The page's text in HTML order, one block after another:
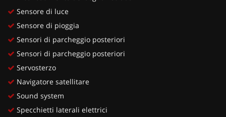
Sensore di luce
Sensore di pioggia
Sensori di parcheggio posteriori
Sensori di parcheggio posteriori
Servosterzo
Navigatore satellitare
Sound system
Specchietti laterali elettrici